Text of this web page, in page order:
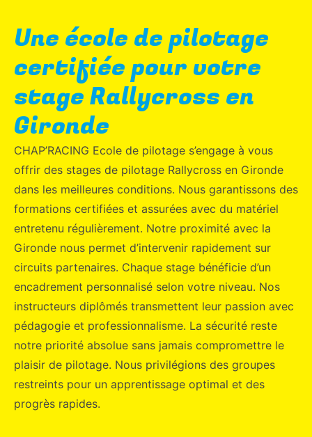
Une école de pilotage
certifiée pour votre
stage Rallycross en
Gironde
CHAP’RACING Ecole de pilotage s’engage à vous
offrir des stages de pilotage Rallycross en Gironde
dans les meilleures conditions. Nous garantissons des
formations certifiées et assurées avec du matériel
entretenu régulièrement. Notre proximité avec la
Gironde nous permet d’intervenir rapidement sur
circuits partenaires. Chaque stage bénéficie d’un
encadrement personnalisé selon votre niveau. Nos
instructeurs diplômés transmettent leur passion avec
pédagogie et professionnalisme. La sécurité reste
notre priorité absolue sans jamais compromettre le
plaisir de pilotage. Nous privilégions des groupes
restreints pour un apprentissage optimal et des
progrès rapides.